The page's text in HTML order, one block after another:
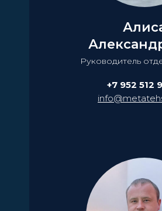
Руководитель
+7 952 512